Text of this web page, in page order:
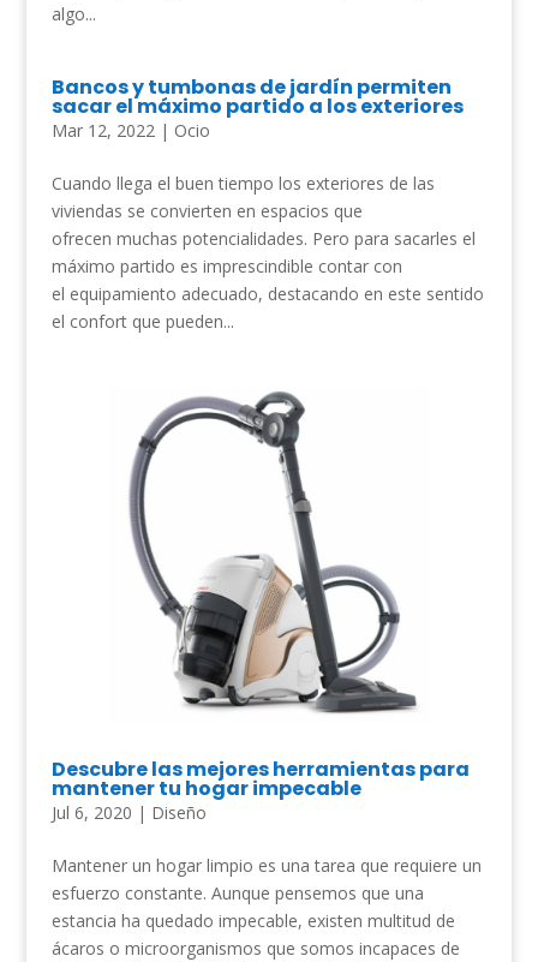
algo...
Bancos y tumbonas de jardín permiten
sacar el máximo partido a los exteriores
Mar 12, 2022| Ocio
Cuando llega el buen tiempo los exteriores de las
viviendas se convierten en espacios que
ofrecen muchas potencialidades. Pero para sacarles el
máximo partido es imprescindible contar con
el equipamiento adecuado, destacando en este sentido
el confort que pueden...
Descubre las mejores herramientas para
mantener tu hogar impecable
Jul 6, 2020 | Diseño
Mantener un hogar limpio es una tarea que requiere un
esfuerzo constante. Aunque pensemos que una
estancia ha quedado impecable, existen multitud de
ácaros o microorganismos que somos incapaces de